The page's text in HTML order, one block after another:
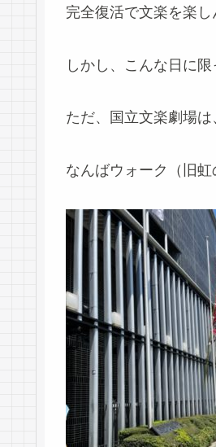
完全復活で文楽を楽し
しかし、こんな日に限
ただ、国立文楽劇場は
なんばウォーク（旧